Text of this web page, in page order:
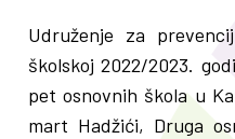
Udruženje za
školskoj 2022/2023.
pet osnovnih škola u
mart Hadžići, Druga